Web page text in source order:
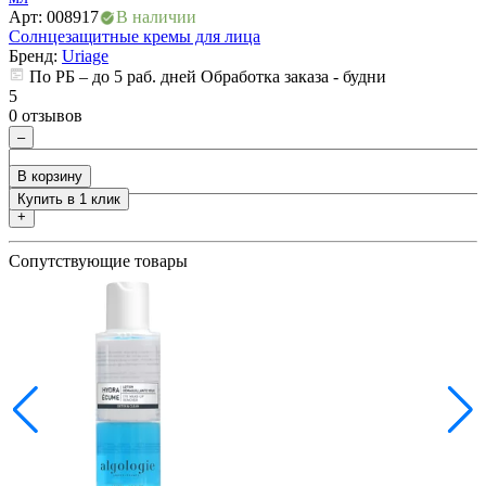
Арт: 008917
В наличии
Солнцезащитные кремы для лица
Бренд: Uriage
По РБ – до 5 раб. дней Обработка заказа - будни
5
0 отзывов
–
+
В корзину
Купить в 1 клик
Сопутствующие товары